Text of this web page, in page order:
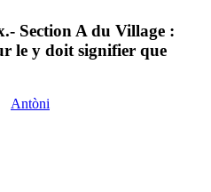
Section A du Village :
le y doit signifier que
Antòni